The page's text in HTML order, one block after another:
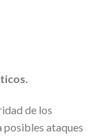
de los
posibles ataques